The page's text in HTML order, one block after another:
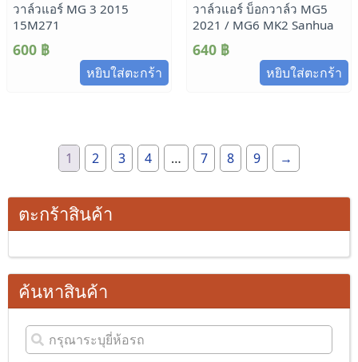
วาล์วแอร์ MG 3 2015
15M271
600 ฿
หยิบใส่ตะกร้า
วาล์วแอร์ บ็อกวาล์ว MG5
2021 / MG6 MK2 Sanhua
640 ฿
หยิบใส่ตะกร้า
1 2 3 4 … 7 8 9 →
ตะกร้าสินค้า
ค้นหาสินค้า